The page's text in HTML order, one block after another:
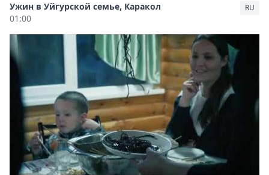
Ужин в Уйгурской семье, Каракол
01:00
RU